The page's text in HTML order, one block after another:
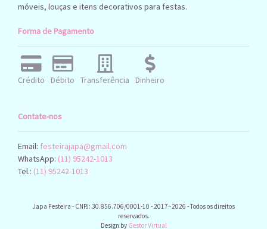
móveis, louças e itens decorativos para festas.
Forma de Pagamento
Crédito Débito Transferência Dinheiro
Contate-nos
Email: festeirajapa@gmail.com
WhatsApp: (11) 95242-1013
Tel.: (11) 95242-1013
Japa Festeira - CNPJ: 30.856.706/0001-10 - 2017~2026 - Todos os direitos
reservados.
Design by Gestor Virtual